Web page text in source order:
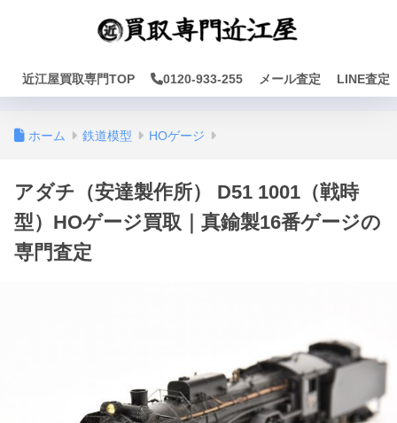
近江屋買取専門TOP 0120-933-255 メール査定 LINE査定
ホーム 鉄道模型 HOゲージ
アダチ（安達製作所） D51 1001（戦時
型）HOゲージ買取｜真鍮製16番ゲージの
専門査定